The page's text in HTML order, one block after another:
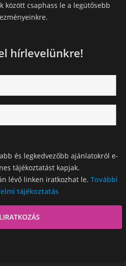
között csaphass le a legütősebb
hírlevelünkre!
és legkedvezőbb ajánlatokról e-
tájékoztatást kapjak.
lévő linken iratkozhat le. További
tájékoztatás